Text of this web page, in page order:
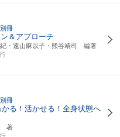
冊
＆アプローチ
・遠山麻以子・熊谷靖司 編著
冊
かる！活かせる！全身状態へ
著